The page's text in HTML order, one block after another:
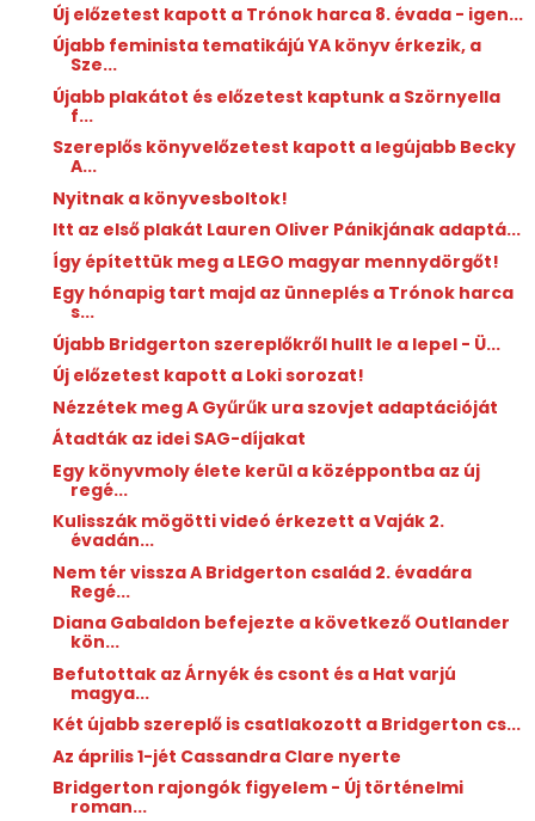
Új előzetest kapott a Trónok harca 8. évada - igen...
Újabb feminista tematikájú YA könyv érkezik, a
Sze...
Újabb plakátot és előzetest kaptunk a Szörnyella
f...
Szereplős könyvelőzetest kapott a legújabb Becky
A...
Nyitnak a könyvesboltok!
Itt az első plakát Lauren Oliver Pánikjának adaptá...
Így építettük meg a LEGO magyar mennydörgőt!
Egy hónapig tart majd az ünneplés a Trónok harca
s...
Újabb Bridgerton szereplőkről hullt le a lepel - Ü...
Új előzetest kapott a Loki sorozat!
Nézzétek meg A Gyűrűk ura szovjet adaptációját
Átadták az idei SAG-díjakat
Egy könyvmoly élete kerül a középpontba az új
regé...
Kulisszák mögötti videó érkezett a Vaják 2.
évadán...
Nem tér vissza A Bridgerton család 2. évadára
Regé...
Diana Gabaldon befejezte a következő Outlander
kön...
Befutottak az Árnyék és csont és a Hat varjú
magya...
Két újabb szereplő is csatlakozott a Bridgerton cs...
Az április 1-jét Cassandra Clare nyerte
Bridgerton rajongók figyelem - Új történelmi
roman...